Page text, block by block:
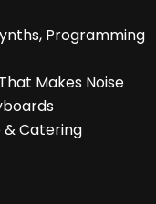
Programming
Makes Noise
& Catering